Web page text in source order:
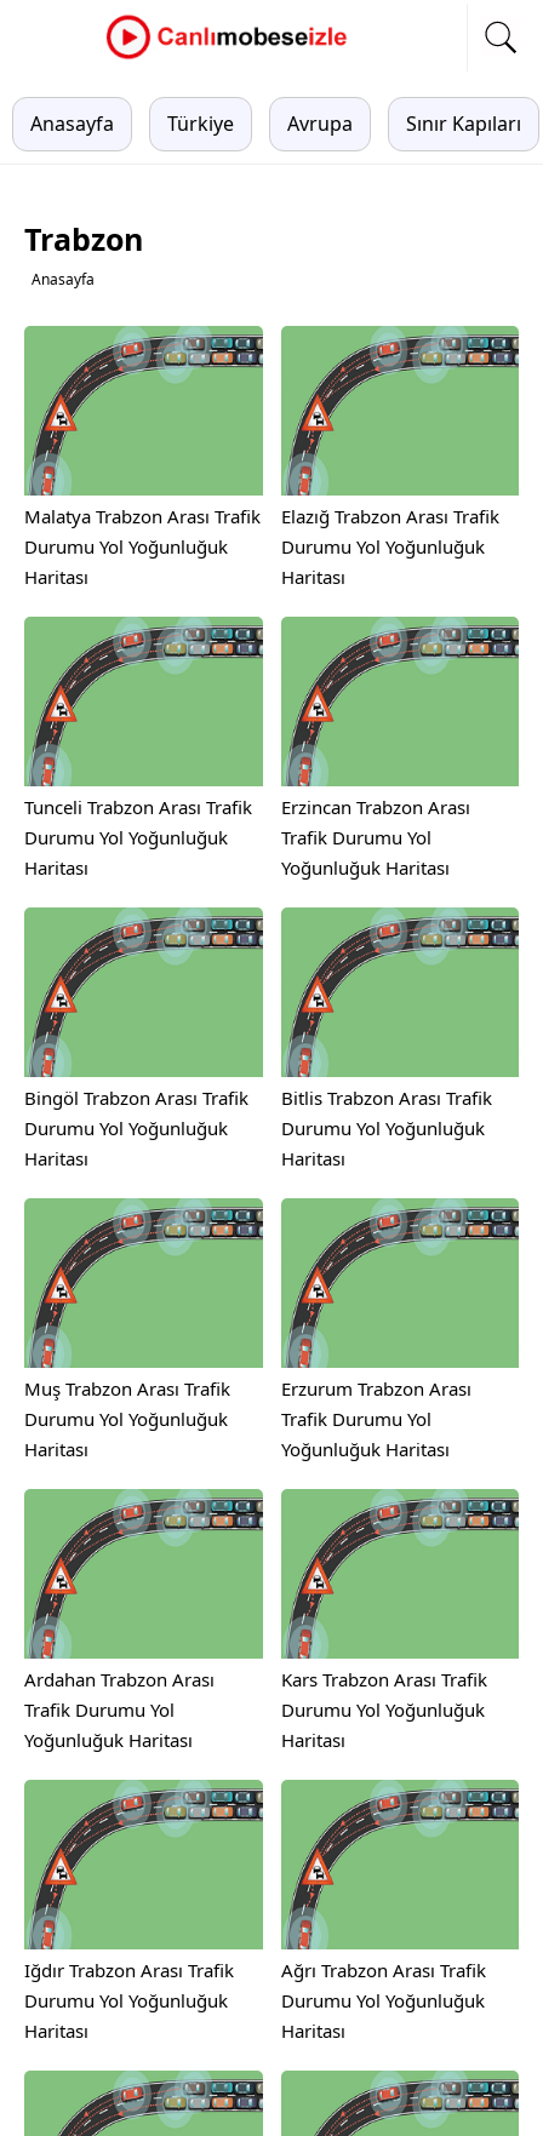
Anasayfa Türkiye Avrupa Sınır Kapıları
Trabzon
Anasayfa
Malatya Trabzon Arası Trafik
Durumu Yol Yoğunluğuk
Haritası
Elazığ Trabzon Arası Trafik
Durumu Yol Yoğunluğuk
Haritası
Tunceli Trabzon Arası Trafik
Durumu Yol Yoğunluğuk
Haritası
Erzincan Trabzon Arası
Trafik Durumu Yol
Yoğunluğuk Haritası
Bingöl Trabzon Arası Trafik
Durumu Yol Yoğunluğuk
Haritası
Bitlis Trabzon Arası Trafik
Durumu Yol Yoğunluğuk
Haritası
Muş Trabzon Arası Trafik
Durumu Yol Yoğunluğuk
Haritası
Erzurum Trabzon Arası
Trafik Durumu Yol
Yoğunluğuk Haritası
Ardahan Trabzon Arası
Trafik Durumu Yol
Yoğunluğuk Haritası
Kars Trabzon Arası Trafik
Durumu Yol Yoğunluğuk
Haritası
Iğdır Trabzon Arası Trafik
Durumu Yol Yoğunluğuk
Haritası
Ağrı Trabzon Arası Trafik
Durumu Yol Yoğunluğuk
Haritası